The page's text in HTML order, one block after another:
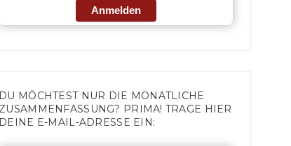
Anmelden
DU MÖCHTEST NUR DIE MONATLICHE
ZUSAMMENFASSUNG? PRIMA! TRAGE HIER
DEINE E-MAIL-ADRESSE EIN: